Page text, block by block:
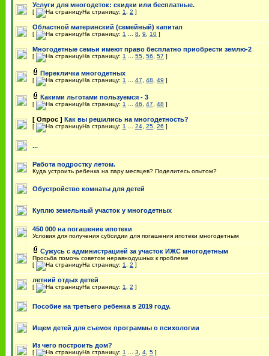
Услуги для многодеток: скидки или бесплатные.
[ На страницу: 1 2 ]
Областной материнский (семейный) капитал
[ На страницу: 1 8 9 10 ]
Многодетные семьи имеют право бесплатно приобрести землю-2
[ На страницу: 1 55 56 57 ]
Перекличка многодетных
[ На страницу: 1 47 48 49 ]
Какими льготами пользуемся - 3
[ На страницу: 1 46 47 48 ]
[ Опрос ] Как вы решились на многодетность?
[ На страницу: 1 24 25 26 ]
...
Работа подростку летом.
Куда устроить ребенка на пару месяцев? Поделитесь опытом?
Обустройство комнаты для детей
Куплю земельный участок у многодетных
450 000 на погашение ипотеки
Условия для получения субсидии для погашения ипотеки многодетным
Сужусь с администрацией за участок ИЖС многодетным
Просьба помочь советом неравнодушных к проблеме
[
На страницу: 1 2 ]
летний отдых детей
[ На страницу: 1 2 ]
Пособие на третьего ребенка в 2019 году.
Ищем детей для съемок программы о психологии
Из чего построить дом?
[ На страницу: 1 3 4 5 ]